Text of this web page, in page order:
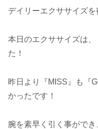
デイリーエクササイズを
本日のエクササイズは
た！
昨日より『MISS』も『
かったです！
腕を素早く引く事ができ